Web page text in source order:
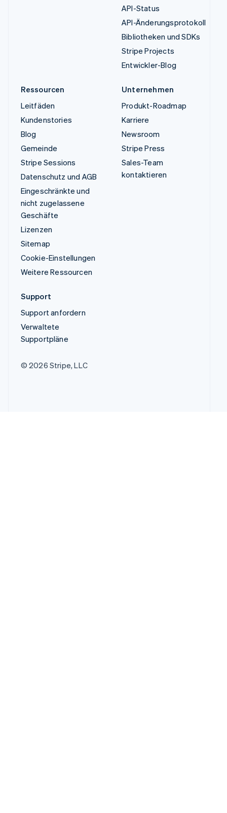
API-Status
API-Änderungsprotokoll
Bibliotheken und SDKs
Stripe Projects
Entwickler-Blog
Ressourcen
Leitfäden
Kundenstories
Blog
Gemeinde
Stripe Sessions
Datenschutz und AGB
Eingeschränkte und
nicht zugelassene
Geschäfte
Lizenzen
Sitemap
Cookie-Einstellungen
Weitere Ressourcen
Unternehmen
Produkt-Roadmap
Karriere
Newsroom
Stripe Press
Sales-Team
kontaktieren
Support
Support anfordern
Verwaltete
Supportpläne
© 2026 Stripe, LLC